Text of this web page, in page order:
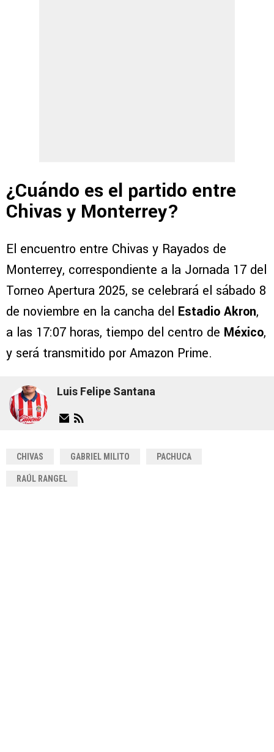
¿Cuándo es el partido entre
Chivas y Monterrey?
El encuentro entre Chivas y Rayados de
Monterrey, correspondiente a la Jornada 17 del
Torneo Apertura 2025, se celebrará el sábado 8
de noviembre en la cancha del Estadio Akron,
a las 17:07 horas, tiempo del centro de México,
y será transmitido por Amazon Prime.
Luis Felipe Santana
CHIVAS GABRIEL MILITO PACHUCA
RAÚL RANGEL